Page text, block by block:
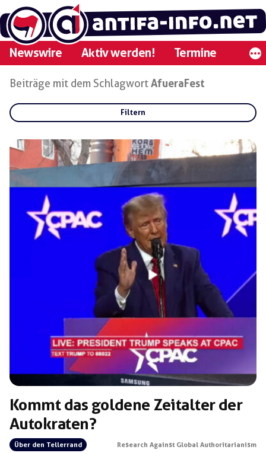
Zum
Inhalt
springen
Newswire Aktiv werden! Termine
Beiträge mit dem SchlagwortAfueraFest
Filtern
Gruppen:
Regionen:
Kommt das goldene Zeitalter der
Autokraten?
Über den Tellerrand
Research Against Global Authoritarianism